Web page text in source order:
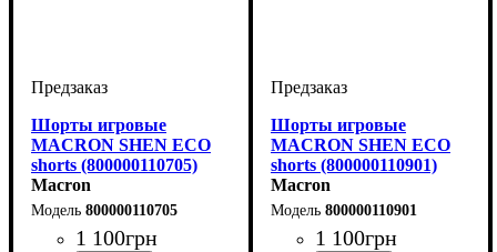
Шорты игровые
MACRON SHEN ECO
shorts (800000110705)
Macron
800000110705
1 100грн
Шорты игровые
MACRON SHEN ECO
shorts (800000110901)
Macron
800000110901
1 100грн